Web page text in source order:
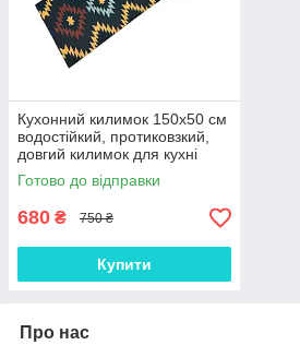
Кухонний килимок 150х50 см
водостійкий, протиковзкий,
довгий килимок для кухні
(КК45)
Готово до відправки
680 ₴ 750 ₴
Купити
Про нас